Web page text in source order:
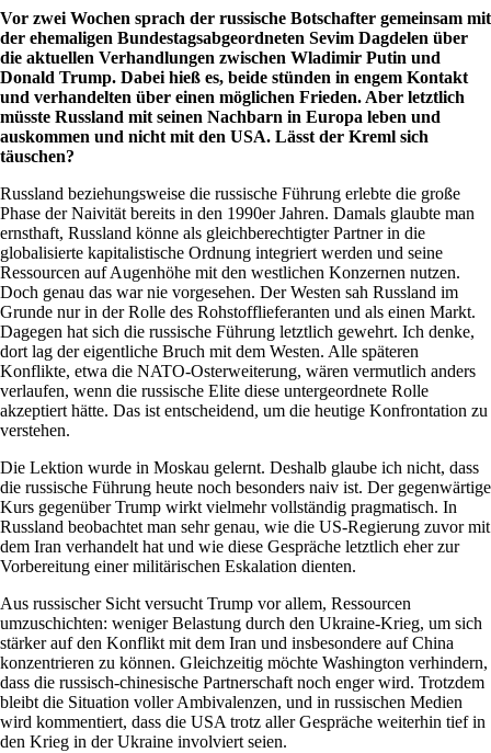
Vor zwei Wochen sprach der russische Botschafter gemeinsam mit
der ehemaligen Bundestagsabgeordneten Sevim Dagdelen über
die aktuellen Verhandlungen zwischen Wladimir Putin und
Donald Trump. Dabei hieß es, beide stünden in engem Kontakt
und verhandelten über einen möglichen Frieden. Aber letztlich
müsste Russland mit seinen Nachbarn in Europa leben und
auskommen und nicht mit den USA. Lässt der Kreml sich
täuschen?
Russland beziehungsweise die russische Führung erlebte die große
Phase der Naivität bereits in den 1990er Jahren. Damals glaubte man
ernsthaft, Russland könne als gleichberechtigter Partner in die
globalisierte kapitalistische Ordnung integriert werden und seine
Ressourcen auf Augenhöhe mit den westlichen Konzernen nutzen.
Doch genau das war nie vorgesehen. Der Westen sah Russland im
Grunde nur in der Rolle des Rohstofflieferanten und als einen Markt.
Dagegen hat sich die russische Führung letztlich gewehrt. Ich denke,
dort lag der eigentliche Bruch mit dem Westen. Alle späteren
Konflikte, etwa die NATO-Osterweiterung, wären vermutlich anders
verlaufen, wenn die russische Elite diese untergeordnete Rolle
akzeptiert hätte. Das ist entscheidend, um die heutige Konfrontation zu
verstehen.
Die Lektion wurde in Moskau gelernt. Deshalb glaube ich nicht, dass
die russische Führung heute noch besonders naiv ist. Der gegenwärtige
Kurs gegenüber Trump wirkt vielmehr vollständig pragmatisch. In
Russland beobachtet man sehr genau, wie die US-Regierung zuvor mit
dem Iran verhandelt hat und wie diese Gespräche letztlich eher zur
Vorbereitung einer militärischen Eskalation dienten.
Aus russischer Sicht versucht Trump vor allem, Ressourcen
umzuschichten: weniger Belastung durch den Ukraine-Krieg, um sich
stärker auf den Konflikt mit dem Iran und insbesondere auf China
konzentrieren zu können. Gleichzeitig möchte Washington verhindern,
dass die russisch-chinesische Partnerschaft noch enger wird. Trotzdem
bleibt die Situation voller Ambivalenzen, und in russischen Medien
wird kommentiert, dass die USA trotz aller Gespräche weiterhin tief in
den Krieg in der Ukraine involviert seien.